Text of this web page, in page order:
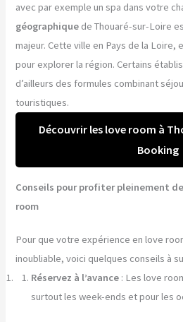
avec par exemple un spa dans votre
géographique de Thouaré-sur-Loire
majeur. Cette ville en Pays de la Loire,
pour explorer la région. Certains
d’ailleurs des formules combinant
touristiques.
Découvrir les love room à
Booking
Conseils pour profiter pleinement
room
Pour que votre expérience en love
inoubliable, voici quelques conseils à
Réservez à l’avance : Les love
surtout les week-ends et pour les